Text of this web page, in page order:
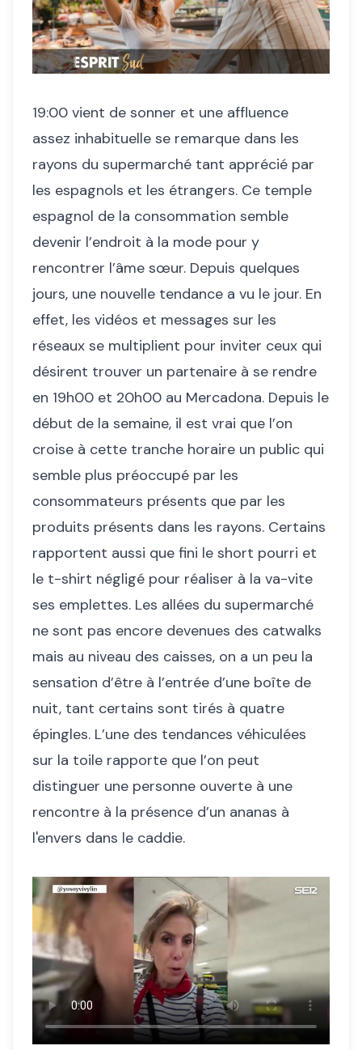
19:00 vient de sonner et une affluence
assez inhabituelle se remarque dans les
rayons du supermarché tant apprécié par
les espagnols et les étrangers. Ce temple
espagnol de la consommation semble
devenir l’endroit à la mode pour y
rencontrer l’âme sœur. Depuis quelques
jours, une nouvelle tendance a vu le jour. En
effet, les vidéos et messages sur les
réseaux se multiplient pour inviter ceux qui
désirent trouver un partenaire à se rendre
en 19h00 et 20h00 au Mercadona. Depuis le
début de la semaine, il est vrai que l’on
croise à cette tranche horaire un public qui
semble plus préoccupé par les
consommateurs présents que par les
produits présents dans les rayons. Certains
rapportent aussi que fini le short pourri et
le t-shirt négligé pour réaliser à la va-vite
ses emplettes. Les allées du supermarché
ne sont pas encore devenues des catwalks
mais au niveau des caisses, on a un peu la
sensation d’être à l’entrée d’une boîte de
nuit, tant certains sont tirés à quatre
épingles. L’une des tendances véhiculées
sur la toile rapporte que l’on peut
distinguer une personne ouverte à une
rencontre à la présence d’un ananas à
l'envers dans le caddie.